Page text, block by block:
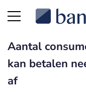
Aantal
kan betalen
af